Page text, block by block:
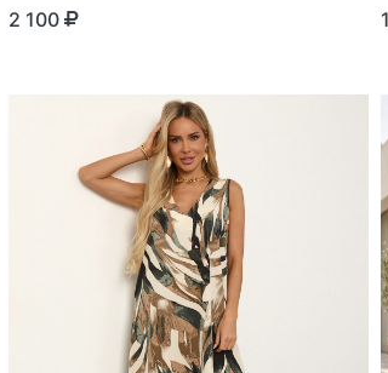
2 100